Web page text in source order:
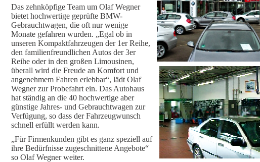
Das zehnköpfige Team um Olaf Wegner
bietet hochwertige geprüfte BMW-
Gebrauchtwagen, die oft nur wenige
Monate gefahren wurden. „Egal ob in
unseren Kompaktfahrzeugen der 1er Reihe,
den familienfreundlichen Autos der 3er
Reihe oder in den großen Limousinen,
überall wird die Freude an Komfort und
angenehmem Fahren erlebbar“, lädt Olaf
Wegner zur Probefahrt ein. Das Autohaus
hat ständig an die 40 hochwertige aber
günstige Jahres- und Gebrauchtwagen zur
Verfügung, so dass der Fahrzeugwunsch
schnell erfüllt werden kann.
„Für Firmenkunden gibt es ganz speziell auf
ihre Bedürfnisse zugeschnittene Angebote“
so Olaf Wegner weiter.